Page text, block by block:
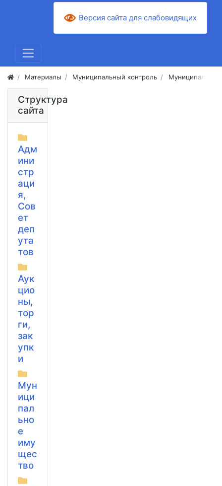
Версия сайта для слабовидящих
Материалы Муниципальный контроль Муниципальный
Структура
сайта
Адм
ини
стр
аци
я,
Сов
ет
деп
ута
тов
Аук
цио
ны,
тор
ги,
зак
упк
и
Мун
ици
пал
ьно
е
иму
щес
тво